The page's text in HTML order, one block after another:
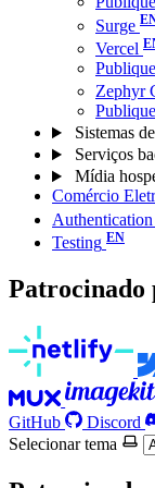
Surge
Vercel
Zephyr
Sistemas
Serviços
Mídia
Comércio
Authentication
Testing
Patrocinado
GitHub
Discord
Selecionar tema